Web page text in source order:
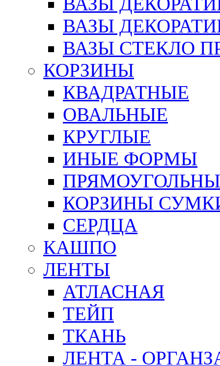
ВАЗЫ
ВАЗЫ СТЕКЛО
КОРЗИНЫ
КВАДРАТНЫЕ
ОВАЛЬНЫЕ
КРУГЛЫЕ
ИНЫЕ ФОРМЫ
КОРЗИНЫ
СЕРДЦА
КАШПО
ЛЕНТЫ
АТЛАСНАЯ
ТЕЙП
ТКАНЬ
ЛЕНТА -